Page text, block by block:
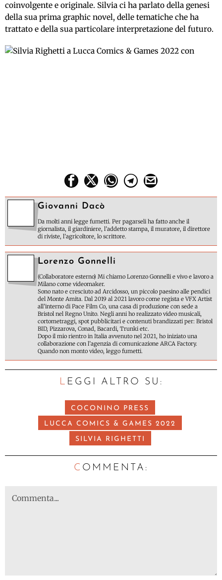
coinvolgente e originale. Silvia ci ha parlato della genesi
della sua prima graphic novel, delle tematiche che ha
trattato e della sua particolare interpretazione del futuro.
Giovanni Dacò
Da molti anni legge fumetti. Per pagarseli ha fatto anche il
giornalista, il giardiniere, l’addetto stampa, il muratore, il direttore
di riviste, l’agricoltore, lo scrittore.
Lorenzo Gonnelli
(Collaboratore esterno) Mi chiamo Lorenzo Gonnelli e vivo e lavoro a
Milano come videomaker.
Sono nato e cresciuto ad Arcidosso, un piccolo paesino alle pendici
del Monte Amita. Dal 2019 al 2021 lavoro come regista e VFX Artist
all’interno di Pace Film Co, una casa di produzione con sede a
Bristol nel Regno Unito. Negli anni ho realizzato video musicali,
cortometraggi, spot pubblicitari e contenuti brandizzati per: Bristol
BID, Pizzarova, Conad, Bacardi, Trunki etc.
Dopo il mio rientro in Italia avvenuto nel 2021, ho iniziato una
collaborazione con l’agenzia di comunicazione ARCA Factory.
Quando non monto video, leggo fumetti.
LEGGI ALTRO SU:
COCONINO PRESS
LUCCA COMICS & GAMES 2022
SILVIA RIGHETTI
C OMMENTA: